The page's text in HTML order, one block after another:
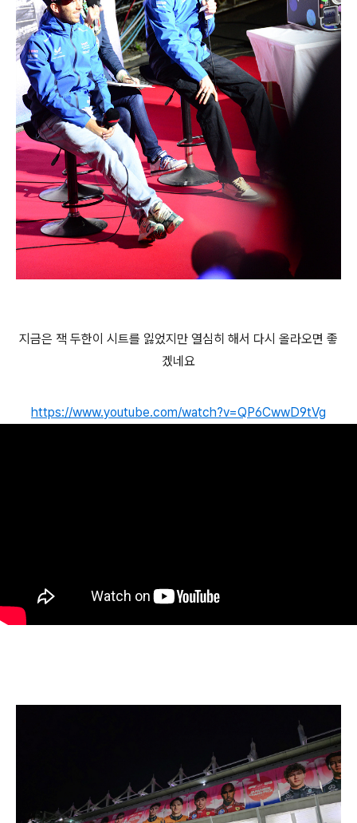
지금은 잭 두한이 시트를 잃었지만 열심히 해서 다시 올라오면 좋
겠네요
https://www.youtube.com/watch?v=QP6CwwD9tVg